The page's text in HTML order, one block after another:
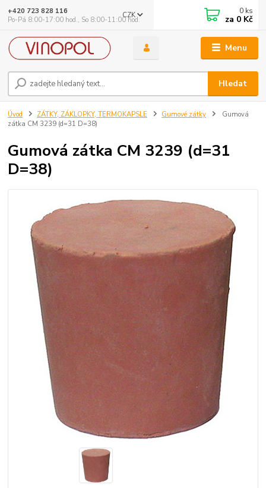
Menu
CZK
Hledat
+420 723 828 116
Po-Pá 8:00-17:00 hod., So 8:00-11:00 hod.
0 ks
za 0 Kč
Úvod ZÁTKY, ZÁKLOPKY, TERMOKAPSLE Gumové zátky
Gumová
zátka CM 3239 (d=31 D=38)
Gumová zátka CM 3239 (d=31
D=38)